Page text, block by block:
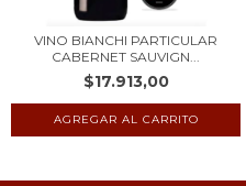
VINO BIANCHI PARTICULAR
CABERNET SAUVIGN...
$17.913,00